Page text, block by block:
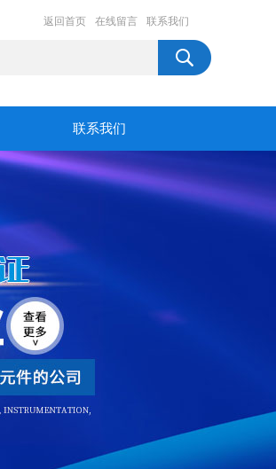
返回首页 在线留言 联系我们
联系我们